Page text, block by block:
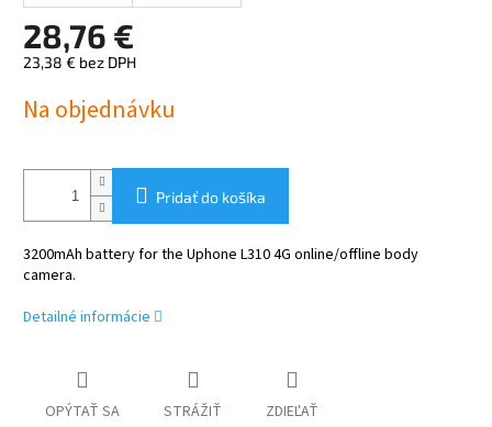
28,76 €
23,38 € bez DPH
cena:
Na objednávku
Pridať do košíka
3200mAh battery for the Uphone L310 4G online/offline body
camera.
Detailné informácie
OPÝTAŤ SA STRÁŽIŤ ZDIEĽAŤ